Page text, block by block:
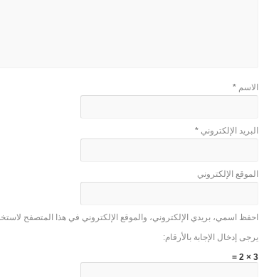
الاسم*
البريد الإلكتروني*
الموقع الإلكتروني
احفظ اسمي، بريدي الإلكتروني، والموقع الإلكتروني في هذا المتصفح
يرجى إدخال الإجابة بالأرقام:
3 × 2 =